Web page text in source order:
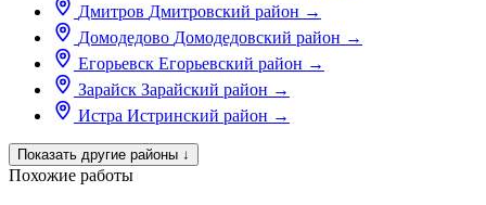
Дмитров Дмитровский район →
Домодедово Домодедовский район →
Егорьевск Егорьевский район →
Зарайск Зарайский район →
Истра Истринский район →
Показать другие районы ↓
Похожие работы